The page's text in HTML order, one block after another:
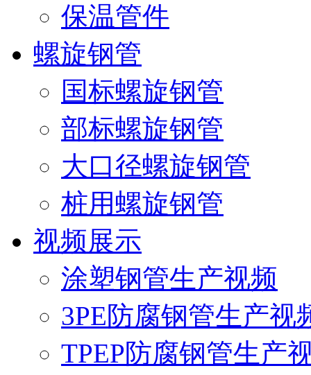
保温管件
螺旋钢管
国标螺旋钢管
部标螺旋钢管
大口径螺旋钢管
桩用螺旋钢管
视频展示
涂塑钢管生产视频
3PE防腐钢管生产视
TPEP防腐钢管生产